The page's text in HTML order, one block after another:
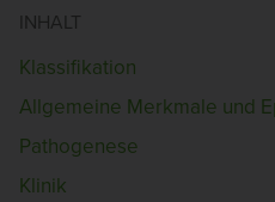
INHALT
Klassifikation
Allgemeine Merkmale und
Pathogenese
Klinik